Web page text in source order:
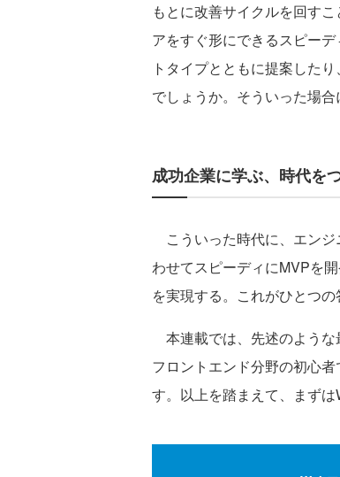
もとに改善サイクルを回す
アをすぐ形にできるスピー
トタイプとともに提案した
でしょうか。そういった場
成功企業に学ぶ、時代を
こういった時代に、エン
わせてスピーディにMVPを
を実現する。これがひとつの
本連載では、先述のような
フロントエンド分野の初心
す。以上を踏まえて、まずは